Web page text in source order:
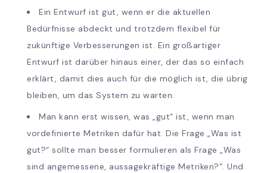
Ein Entwurf ist gut, wenn er die aktuellen
Bedürfnisse abdeckt und trotzdem flexibel für
zukünftige Verbesserungen ist. Ein großartiger
Entwurf ist darüber hinaus einer, der das so einfach
erklärt, damit dies auch für die möglich ist, die übrig
bleiben, um das System zu warten.
Man kann erst wissen, was „gut“ ist, wenn man
vordefinierte Metriken dafür hat. Die Frage „Was ist
gut?“ sollte man besser formulieren als Frage „Was
sind angemessene, aussagekräftige Metriken?“. Und